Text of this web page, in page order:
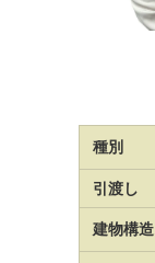
種別
引渡し
建物構造